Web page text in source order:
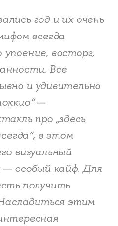
год и их очень
всегда
восторг,
Все
и удивительно
—
про „здесь
в этом
визуальный
— особый кайф. Для
получить
этим